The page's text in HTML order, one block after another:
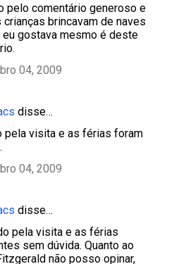
pelo comentário generoso e
brincavam de naves
gostava mesmo é deste
04, 2009
disse…
pela visita e as férias foram
04, 2009
disse…
pela visita e as férias
sem dúvida. Quanto ao
não posso opinar,